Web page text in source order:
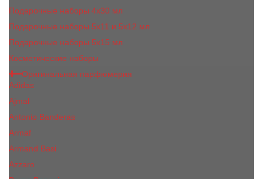
Подарочные наборы 4x30 мл
Подарочные наборы 5x11 и 5х12 мл
Подарочные наборы 5x15 мл
Косметические наборы
Оригинальная парфюмерия
Adidas
Ajmal
Antonio Banderas
Armaf
Armand Basi
Azzaro